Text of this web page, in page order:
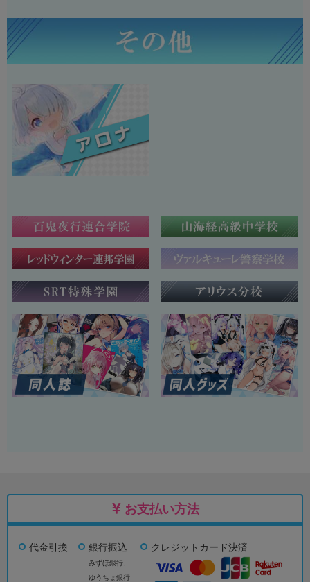
お支払い方法
代金引換 銀行振込
みずほ銀行、
ゆうちょ銀行
クレジットカード決済